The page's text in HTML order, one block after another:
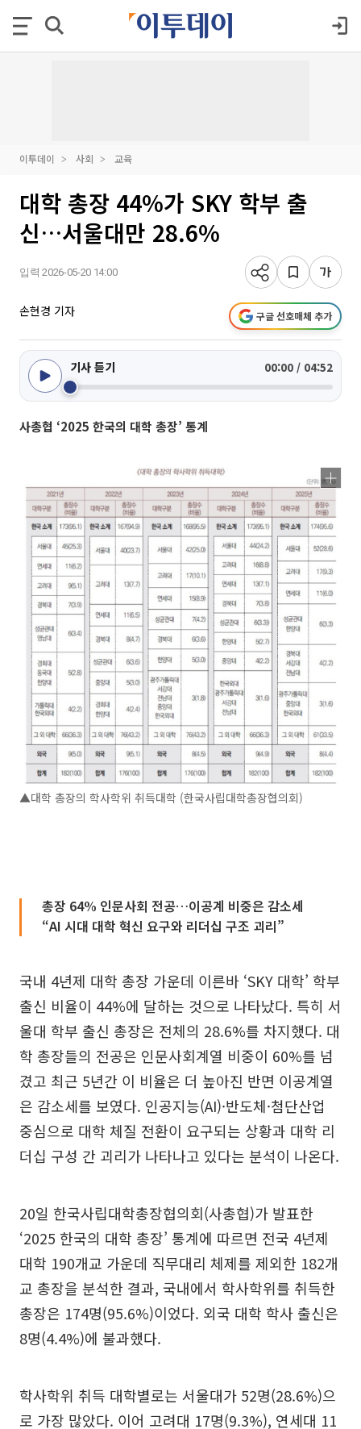
이투데이 사회 교육
대학 총장 44%가 SKY 학부 출
신…서울대만 28.6%
입력 2026-05-20 14:00
손현경 기자 구글 선호매체 추가
기사 듣기 00:00 / 04:52
사총협 ‘2025 한국의 대학 총장’ 통계
▲대학 총장의 학사학위 취득대학 (한국사립대학총장협의회)
총장 64% 인문사회 전공…이공계 비중은 감소세
“AI 시대 대학 혁신 요구와 리더십 구조 괴리”
국내 4년제 대학 총장 가운데 이른바 ‘SKY 대학’ 학부
출신 비율이 44%에 달하는 것으로 나타났다. 특히 서
울대 학부 출신 총장은 전체의 28.6%를 차지했다. 대
학 총장들의 전공은 인문사회계열 비중이 60%를 넘
겼고 최근 5년간 이 비율은 더 높아진 반면 이공계열
은 감소세를 보였다. 인공지능(AI)·반도체·첨단산업
중심으로 대학 체질 전환이 요구되는 상황과 대학 리
더십 구성 간 괴리가 나타나고 있다는 분석이 나온다.
20일 한국사립대학총장협의회(사총협)가 발표한
‘2025 한국의 대학 총장’ 통계에 따르면 전국 4년제
대학 190개교 가운데 직무대리 체제를 제외한 182개
교 총장을 분석한 결과, 국내에서 학사학위를 취득한
총장은 174명(95.6%)이었다. 외국 대학 학사 출신은
8명(4.4%)에 불과했다.
학사학위 취득 대학별로는 서울대가 52명(28.6%)으
로 가장 많았다. 이어 고려대 17명(9.3%), 연세대 11